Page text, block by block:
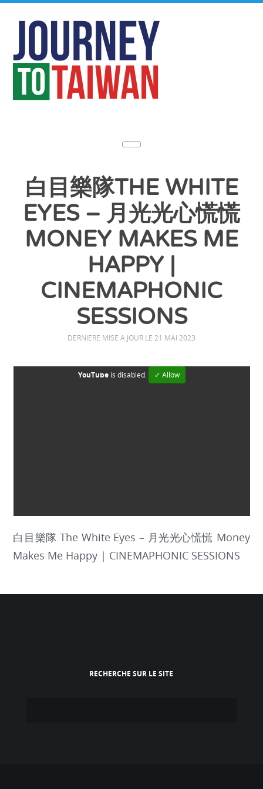
白目樂隊THE WHITE
EYES – 月光光心慌慌
MONEY MAKES ME
HAPPY |
CINEMAPHONIC
SESSIONS
DERNIÈRE MISE À JOUR LE 21 MAI 2023
YouTubeis disabled. ✓ Allow
白目樂隊 The White Eyes – 月光光心慌慌 Money
Makes Me Happy | CINEMAPHONIC SESSIONS
RECHERCHE SUR LE SITE